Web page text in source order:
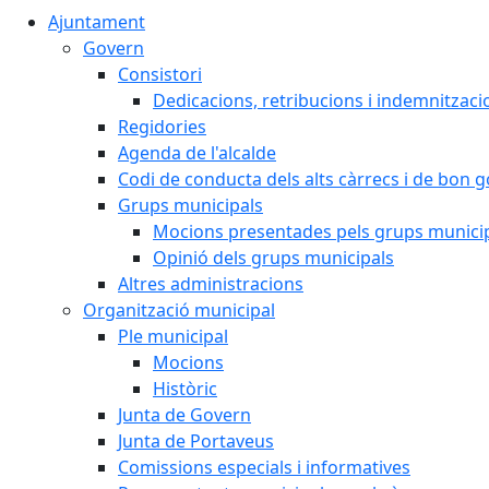
Ajuntament
Govern
Consistori
Dedicacions, retribucions i
Regidories
Agenda de l'alcalde
Codi de conducta dels alts càrrecs i de bon
Grups municipals
Mocions presentades pels grups
Opinió dels grups municipals
Altres administracions
Organització municipal
Ple municipal
Mocions
Històric
Junta de Govern
Junta de Portaveus
Comissions especials i informatives